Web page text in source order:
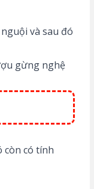
và sau đó
gừng nghệ
còn có tính